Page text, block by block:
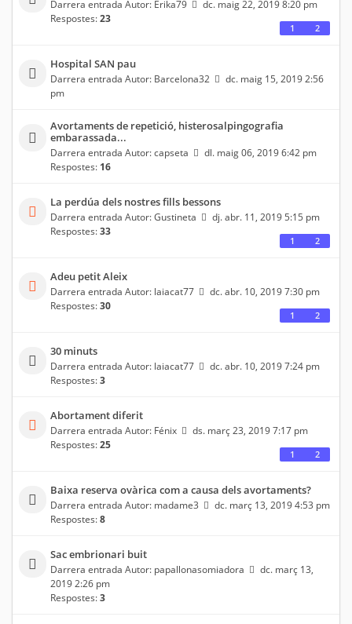
Darrera entrada Autor: Erika79
dc. maig 22, 2019 8:20 pm
Respostes:23
1 2
Hospital SAN pau
Darrera entrada Autor: Barcelona32
dc. maig 15, 2019 2:56
pm
Avortaments de repetició, histerosalpingografia
embarassada...
Darrera entrada Autor:capseta
dl. maig 06, 2019 6:42 pm
Respostes: 16
La perdúa dels nostres fills bessons
Darrera entrada Autor:Gustineta
dj. abr. 11, 2019 5:15 pm
Respostes:33
1 2
Adeu petit Aleix
Darrera entrada Autor: laiacat77
dc. abr. 10, 2019 7:30 pm
Respostes:30
1 2
30 minuts
Darrera entrada Autor: laiacat77
dc. abr. 10, 2019 7:24 pm
Respostes:3
Abortament diferit
Darrera entrada Autor: Fénix
ds. març 23, 2019 7:17 pm
Respostes:25
1 2
Baixa reserva ovàrica com a causa dels avortaments?
Darrera entrada Autor: madame3
dc. març 13, 2019 4:53 pm
Respostes:8
Sac embrionari buit
Darrera entrada Autor: papallonasomiadora
dc. març 13,
2019 2:26 pm
Respostes:3